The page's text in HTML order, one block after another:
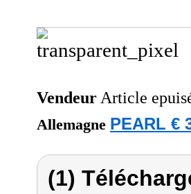
Vendeur Article
Allemagne PEARL €
(1)